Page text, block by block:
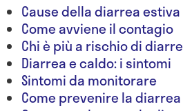
Cause della diarrea estiva
Come avviene il contagio
Chi è più a rischio di
Diarrea e caldo: i sintomi
Sintomi da monitorare
Come prevenire la